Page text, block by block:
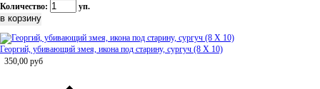
Количество: уп.
Георгий, убивающий змея, икона под старину, сургуч (8 Х 10)
350,00 руб